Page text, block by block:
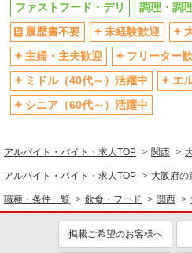
同じ職種から求人を探す
飲食・フ
ファストフード・デリ
同じ特徴から求人を探す
未経験歓迎
社会保険あり
社員登用あり
ファストフード・デリ
調理・調
履歴書不要
未経験歓迎
主婦・主夫歓迎
フリーター
ミドル（40代～）活躍中
エ
シニア（60代～）活躍中
アルバイト・バイト・求人TOP 関西
アルバイト・バイト・求人TOP 大阪府の
職種・条件一覧 飲食・フード 関西
掲載ご希望のお客様へ